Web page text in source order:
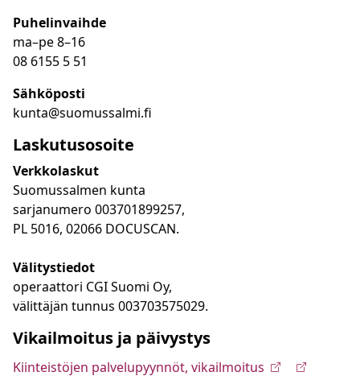
Puhelinvaihde
ma–pe 8–16
08 6155 5 51
Sähköposti
kunta@suomussalmi.fi
Laskutusosoite
Verkkolaskut
Suomussalmen kunta
sarjanumero 003701899257,
PL 5016, 02066 DOCUSCAN.
Välitystiedot
operaattori CGI Suomi Oy,
välittäjän tunnus 003703575029.
Vikailmoitus ja päivystys
Kiinteistöjen palvelupyynnöt, vikailmoitus